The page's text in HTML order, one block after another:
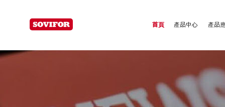
首頁 產品中心 產品